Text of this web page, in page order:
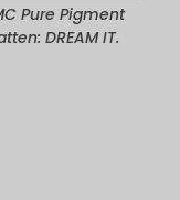
Pure Pigment
DREAM IT.